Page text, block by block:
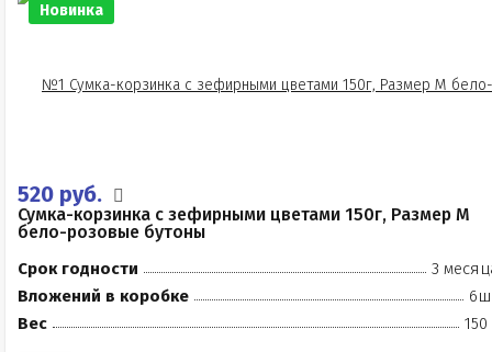
Новинка
520 руб.
Сумка-корзинка с зефирными цветами 150г, Размер М
бело-розовые бутоны
Срок годности
3
Вложений в коробке
Вес
150